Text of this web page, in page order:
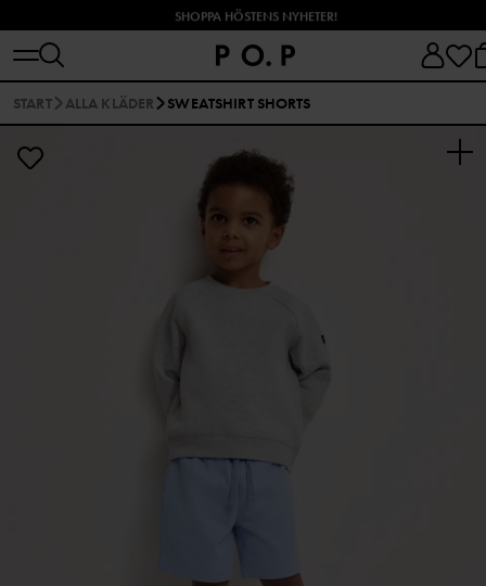
SHOPPA HÖSTENS NYHETER!
START ALLA KLÄDER SWEATSHIRT SHORTS